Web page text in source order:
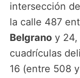
intersección
la calle 487
Belgrano y 24,
cuadrículas
16 (entre 508